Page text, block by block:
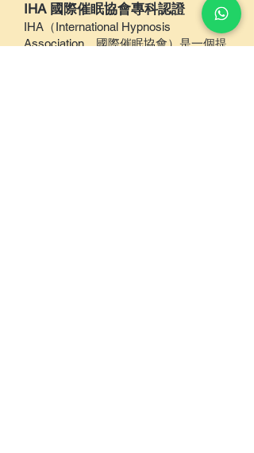
IHA 國際催眠協會專科認證
IHA（International Hypnosis
Association，國際催眠協會）是一個提